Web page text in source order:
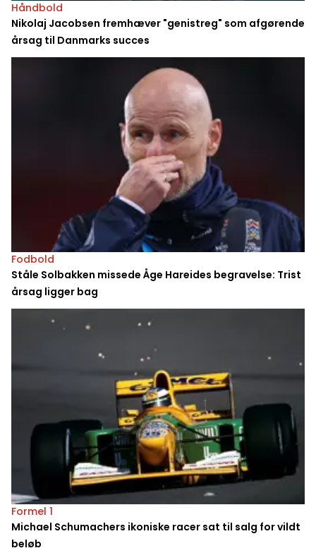
Håndbold
Nikolaj Jacobsen fremhæver "genistreg" som afgørende
årsag til Danmarks succes
Fodbold
Ståle Solbakken missede Åge Hareides begravelse: Trist
årsag ligger bag
Formel 1
Michael Schumachers ikoniske racer sat til salg for vildt
beløb